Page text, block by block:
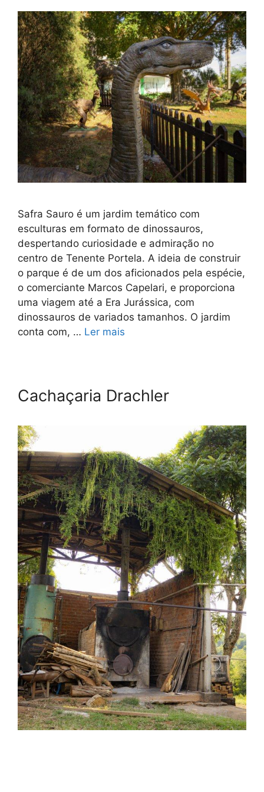
Safra Sauro é um jardim temático com
esculturas em formato de dinossauros,
despertando curiosidade e admiração no
centro de Tenente Portela. A ideia de construir
o parque é de um dos aficionados pela espécie,
o comerciante Marcos Capelari, e proporciona
uma viagem até a Era Jurássica, com
dinossauros de variados tamanhos. O jardim
conta com, … Ler mais
Cachaçaria Drachler